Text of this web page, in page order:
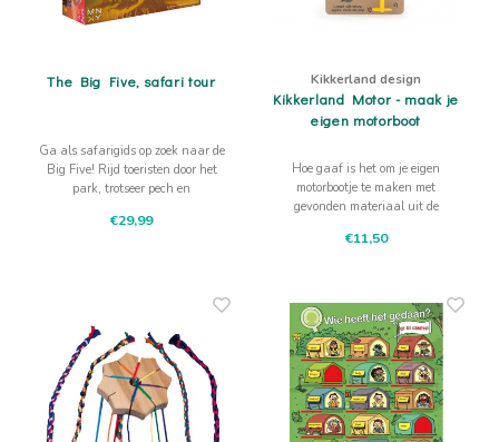
The Big Five, safari tour
Ga als safarigids op zoek naar de
Big Five! Rijd toeristen door het
park, trotseer pech en
met andere gidsen om alle dieren
€29,99
Kikkerland design
Kikkerland Motor - maak je
eigen motorboot
Hoe gaaf is het om je eigen
motorbootje te maken met
gevonden materiaal uit de
deze motor er aan te hangen.
€11,50